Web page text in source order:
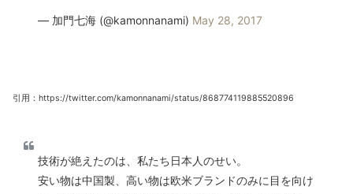
— 加門七海 (@kamonnanami) May 28, 2017
引用：https://twitter.com/kamonnanami/status/868774119885520896
技術が絶えたのは、私たち日本人のせい。
安い物は中国製、高い物は欧米ブランドのみに目を向け